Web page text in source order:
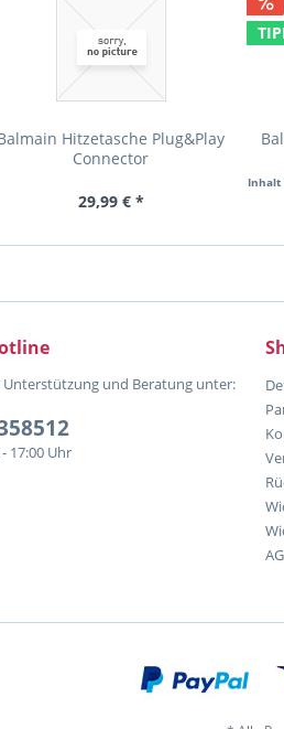
Hitzetasche Plug&Play
Connector
29,99 € *
Inhalt
Unterstützung und Beratung unter:
17:00 Uhr